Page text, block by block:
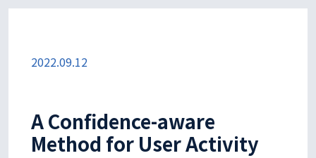
2022.09.12
A Confidence-aware
Method for User Activity